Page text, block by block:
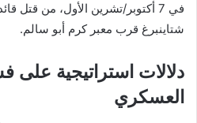
في 7 أكتوبر/تشرين الأول، من قتل
شتاينبرغ قرب معبر كرم أبو سالم.
دلالات استراتيجية
العسكري